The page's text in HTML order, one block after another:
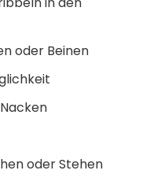
oder Beinen
oder Stehen